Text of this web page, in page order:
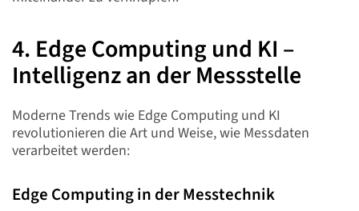
4. Edge Computing und KI –
Intelligenz an der Messstelle
Moderne Trends wie Edge Computing und KI
revolutionieren die Art und Weise, wie Messdaten
verarbeitet werden:
Edge Computing in der Messtechnik